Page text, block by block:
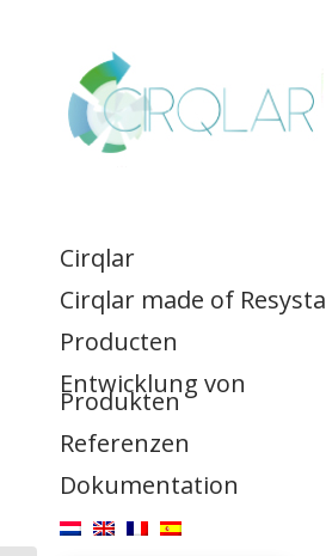
Cirqlar
Cirqlar made of Resysta
Producten
Fassadeverkleidung
Terrassendielen
Zaun und öffentliche
Räume
Entwicklung von
Produkten
Referenzen
Dokumentation